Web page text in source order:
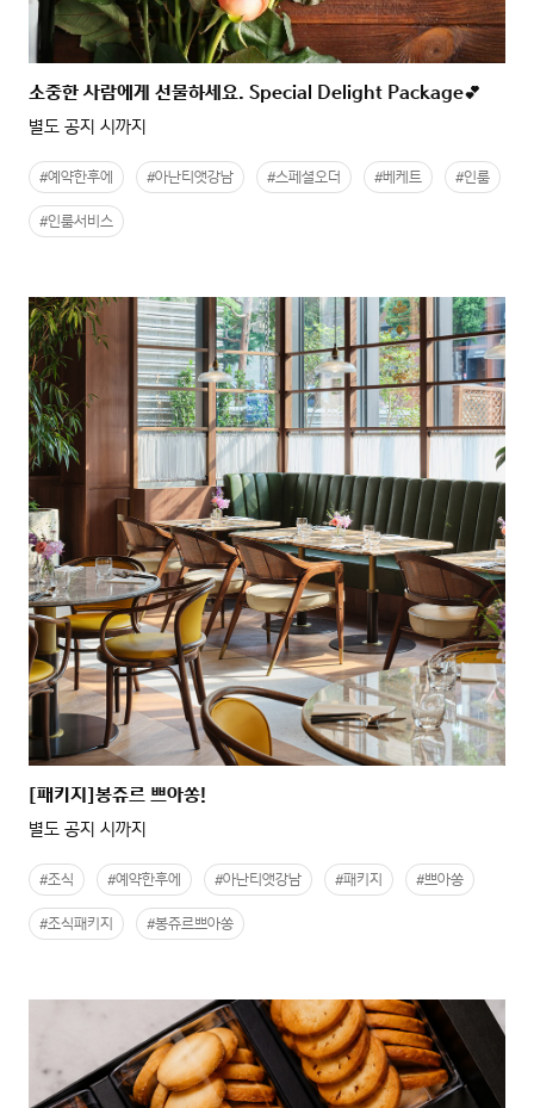
소중한 사람에게 선물하세요. Special Delight Package💕
별도 공지 시까지
#예약한후에 #아난티앳강남 #스페셜오더 #베케트 #인룸
#인룸서비스
[패키지]봉쥬르 쁘아쏭!
별도 공지 시까지
#조식 #예약한후에 #아난티앳강남 #패키지 #쁘아쏭
#조식패키지 #봉쥬르쁘아쏭